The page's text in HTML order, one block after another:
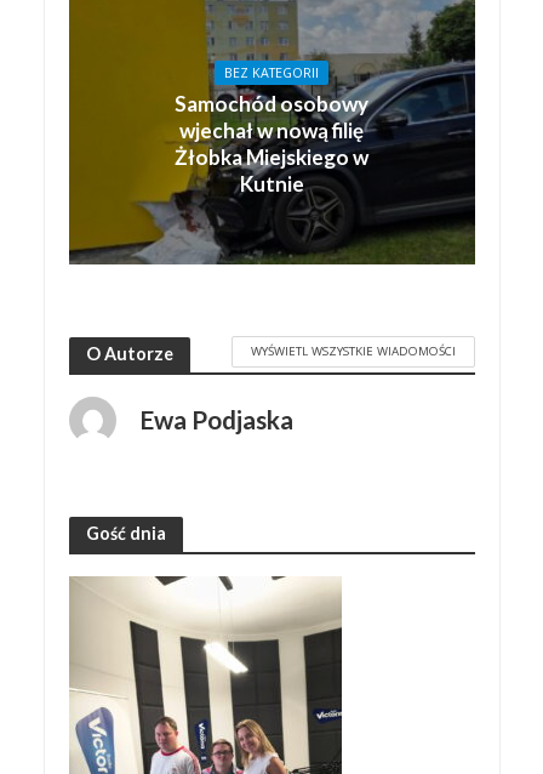
BEZ KATEGORII
Samochód osobowy
wjechał w nową filię
Żłobka Miejskiego w
Kutnie
O Autorze WYŚWIETL WSZYSTKIE WIADOMOŚCI
Ewa Podjaska
Gość dnia